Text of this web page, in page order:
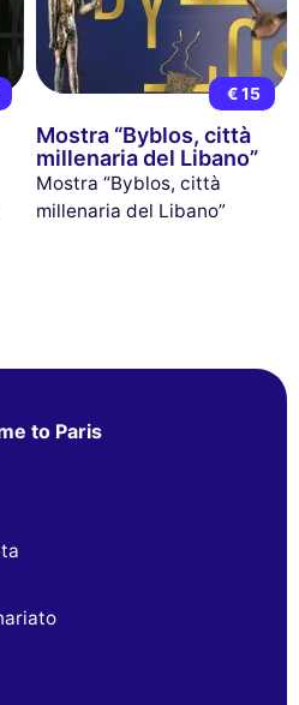
€ 15
Mostra “Byblos, città
millenaria del Libano”
Mostra “Byblos, città
millenaria del Libano”
to Paris